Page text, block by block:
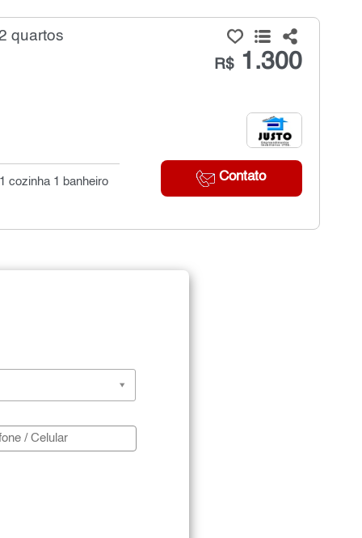
quartos
R$1.300
Contato
cozinha 1 banheiro